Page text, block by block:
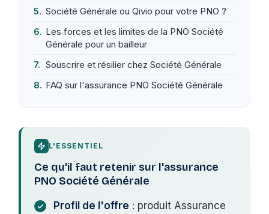
Société Générale ou Qivio pour votre PNO ?
Les forces et les limites de la PNO Société
Générale pour un bailleur
Souscrire et résilier chez Société Générale
FAQ sur l'assurance PNO Société Générale
L'ESSENTIEL
Ce qu'il faut retenir sur l'assurance
PNO Société Générale
Profil de l'offre : produit Assurance